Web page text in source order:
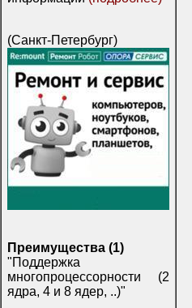
(Санкт-Петербург)
Преимущества (1)
"Поддержка
многопроцессорности (2
ядра, 4 и 8 ядер, ..)"